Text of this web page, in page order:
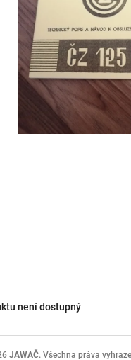
není dostupný
JAWAČ. Všechna práva